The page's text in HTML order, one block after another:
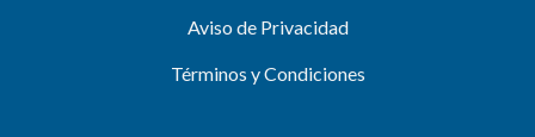
Aviso de Privacidad
Términos y Condiciones